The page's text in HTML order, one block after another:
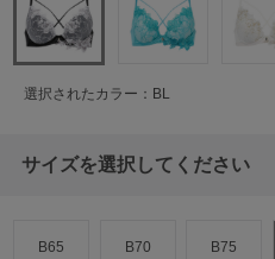
選択されたカラー：BL
サイズを選択してください
B65 B70 B75